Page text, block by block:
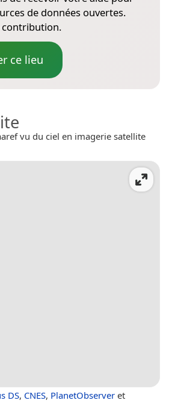
de données ouvertes.
ce lieu
vu du ciel en imagerie satellite
DS, CNES, PlanetObserver et